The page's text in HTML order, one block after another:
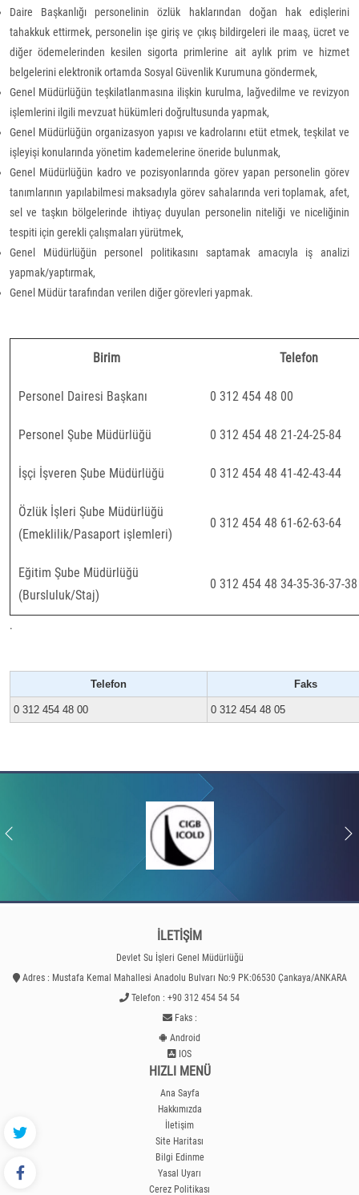
Daire Başkanlığı personelinin özlük haklarından doğan hak edişlerini
tahakkuk ettirmek, personelin işe giriş ve çıkış bildirgeleri ile maaş, ücret ve
diğer ödemelerinden kesilen sigorta primlerine ait aylık prim ve hizmet
belgelerini elektronik ortamda Sosyal Güvenlik Kurumuna göndermek,
Genel Müdürlüğün teşkilatlanmasına ilişkin kurulma, lağvedilme ve revizyon
işlemlerini ilgili mevzuat hükümleri doğrultusunda yapmak,
Genel Müdürlüğün organizasyon yapısı ve kadrolarını etüt etmek, teşkilat ve
işleyişi konularında yönetim kademelerine öneride bulunmak,
Genel Müdürlüğün kadro ve pozisyonlarında görev yapan personelin görev
tanımlarının yapılabilmesi maksadıyla görev sahalarında veri toplamak, afet,
sel ve taşkın bölgelerinde ihtiyaç duyulan personelin niteliği ve niceliğinin
tespiti için gerekli çalışmaları yürütmek,
Genel Müdürlüğün personel politikasını saptamak amacıyla iş analizi
yapmak/yaptırmak,
Genel Müdür tarafından verilen diğer görevleri yapmak.
Birim Telefon
Personel Dairesi Başkanı 0 312 454 48 00
Personel Şube Müdürlüğü 0 312 454 48 21-24-25-84
İşçi İşveren Şube Müdürlüğü 0 312 454 48 41-42-43-44
Özlük İşleri Şube Müdürlüğü
(Emeklilik/Pasaport işlemleri)
0 312 454 48 61-62-63-64
Eğitim Şube Müdürlüğü
(Bursluluk/Staj)
0 312 454 48 34-35-36-37-38
.
Telefon Faks
0 312 454 48 00 0 312 454 48 05
İLETİŞİM
Devlet Su İşleri Genel Müdürlüğü
Adres : Mustafa Kemal Mahallesi Anadolu Bulvarı No:9 PK:06530 Çankaya/ANKARA
Telefon : +90 312 454 54 54
Faks :
Android
IOS
HIZLI MENÜ
Ana Sayfa
Hakkımızda
İletişim
Site Haritası
Bilgi Edinme
Yasal Uyarı
Çerez Politikası